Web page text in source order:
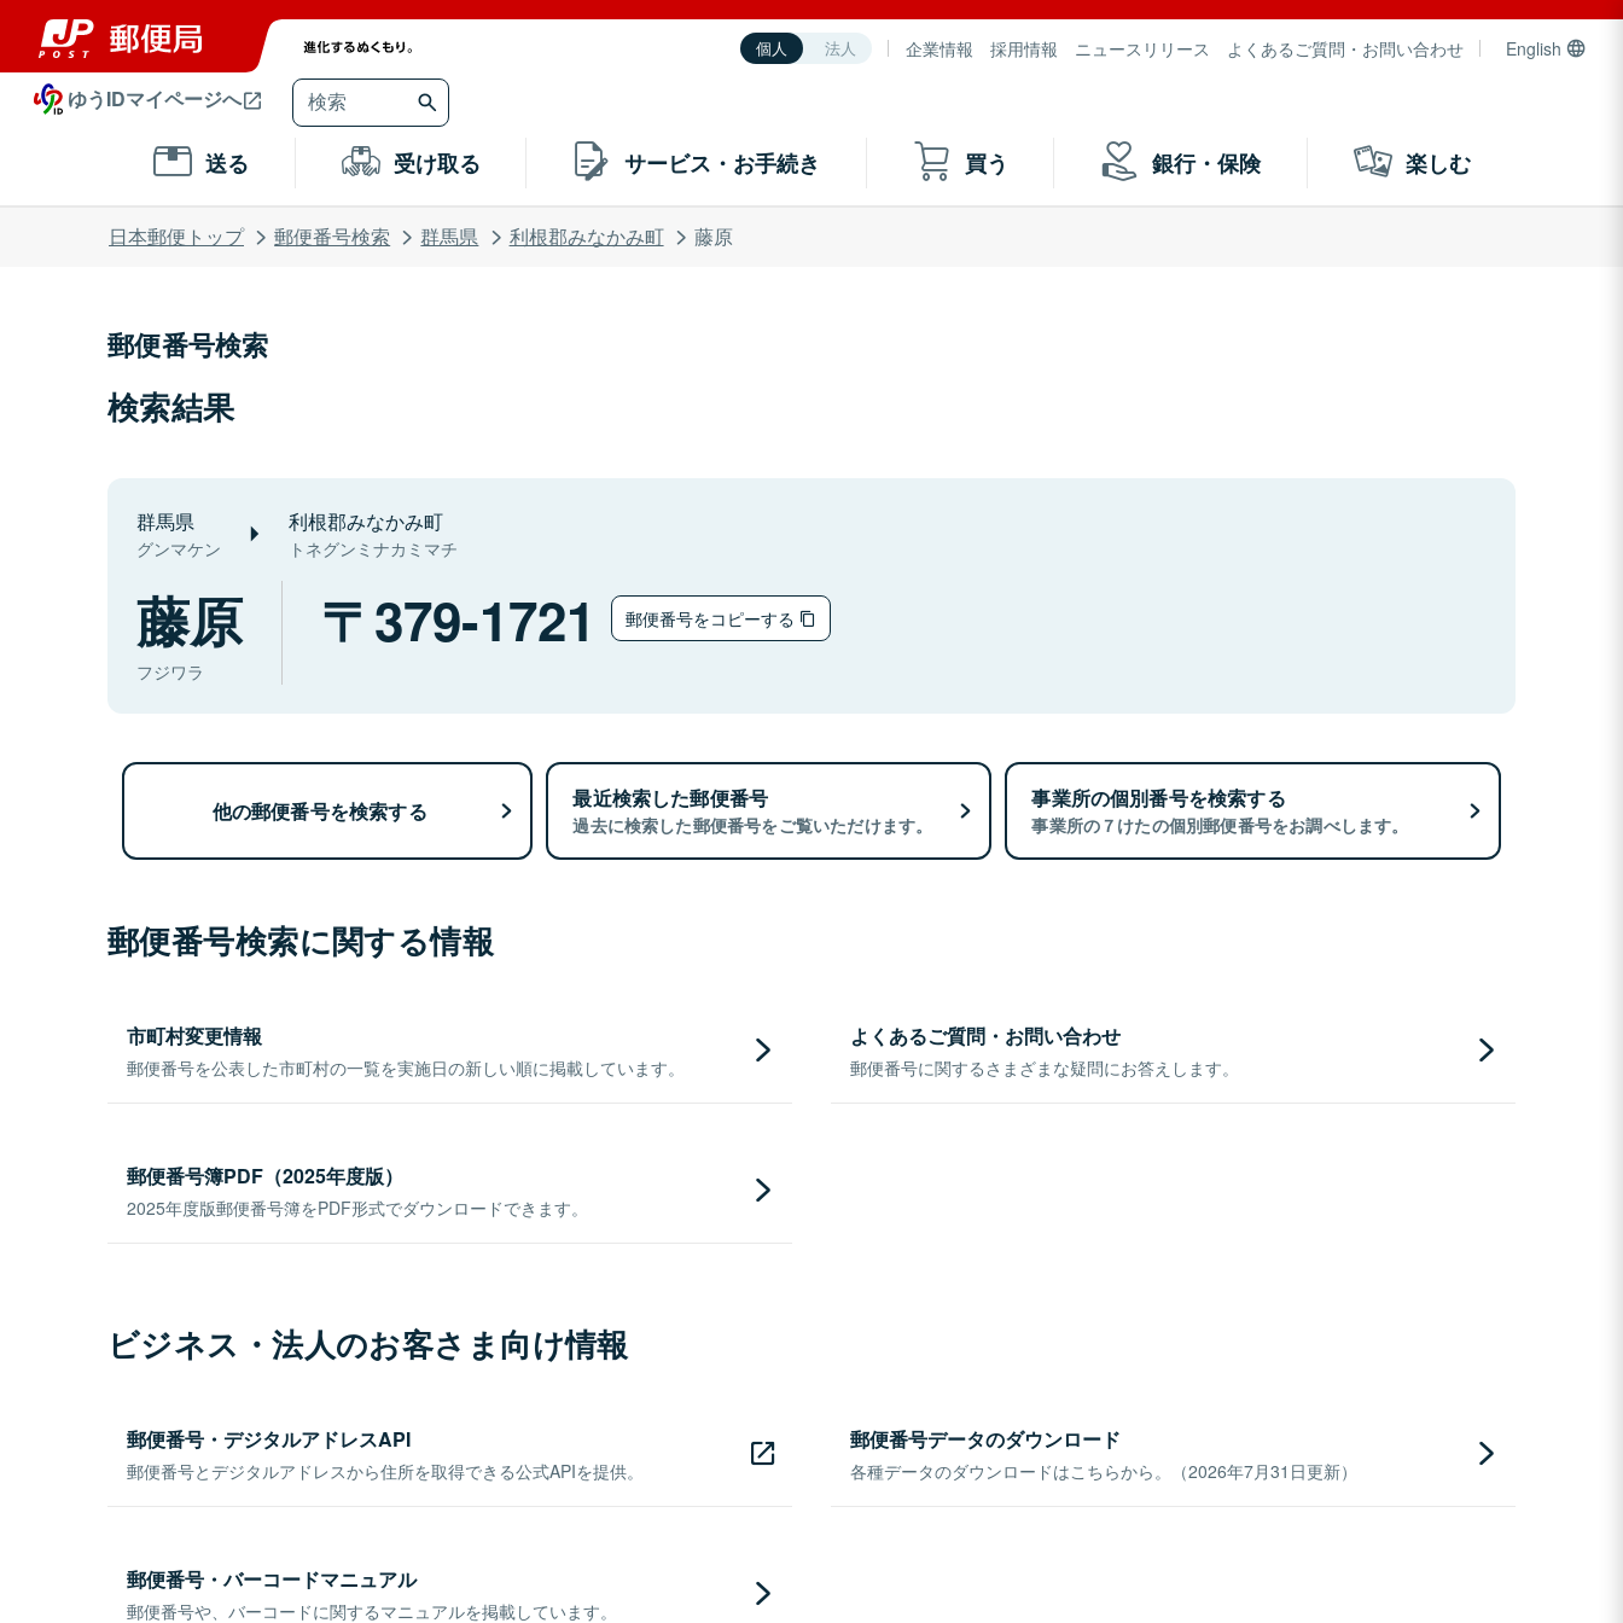
個人 法人 企業情報 採用情報 ニュースリリース よくあるご質問・お問い合わせ English
ゆうIDマイページへ
送る 受け取る サービス・お手続き 買う 銀行・保険 楽しむ
日本郵便トップ 郵便番号検索 群馬県 利根郡みなかみ町 藤原
郵便番号検索
検索結果
群馬県
グンマケン
利根郡みなかみ町
トネグンミナカミマチ
藤原
フジワラ
379-1721 郵便番号をコピーする
他の郵便番号を検索する 最近検索した郵便番号
過去に検索した郵便番号をご覧いただけます。
事業所の個別番号を検索する
事業所の７けたの個別郵便番号をお調べします。
郵便番号検索に関する情報
市町村変更情報
郵便番号を公表した市町村の一覧を実施日の新しい順に掲載しています。
よくあるご質問・お問い合わせ
郵便番号に関するさまざまな疑問にお答えします。
郵便番号簿PDF（2025年度版）
2025年度版郵便番号簿をPDF形式でダウンロードできます。
ビジネス・法人のお客さま向け情報
郵便番号・デジタルアドレスAPI
郵便番号とデジタルアドレスから住所を取得できる公式APIを提供。
郵便番号データのダウンロード
各種データのダウンロードはこちらから。（2026年7月31日更新）
郵便番号・バーコードマニュアル
郵便番号や、バーコードに関するマニュアルを掲載しています。